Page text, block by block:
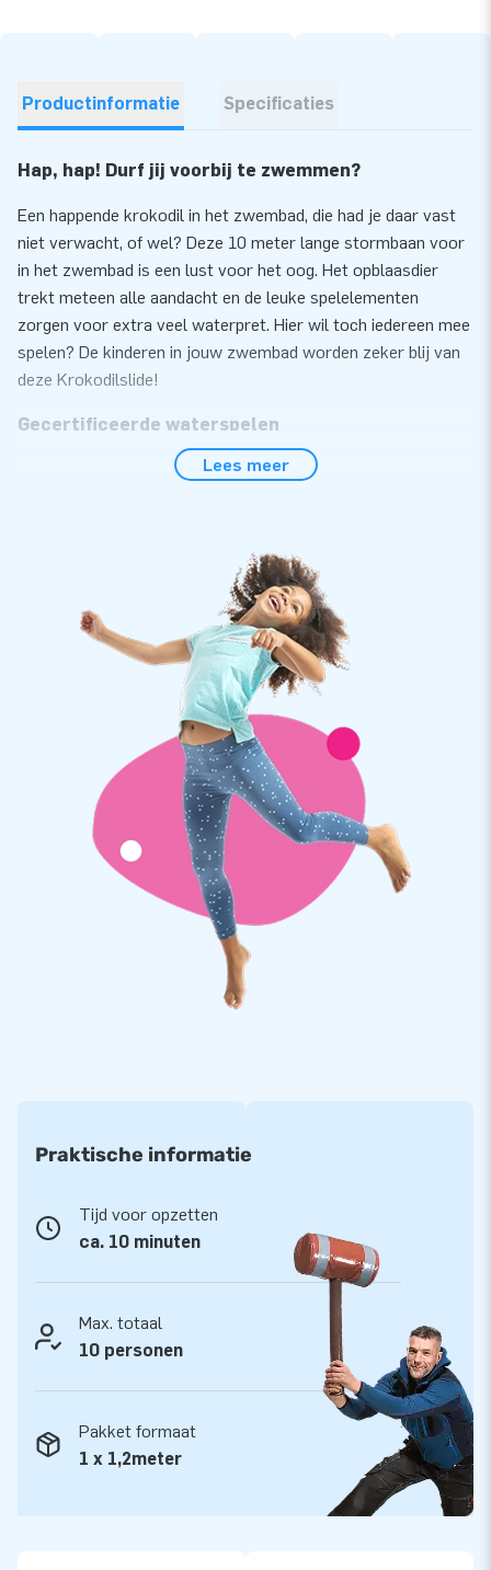
Productinformatie Specificaties
Hap, hap! Durf jij voorbij te zwemmen?
Een happende krokodil in het zwembad, die had je daar vast
niet verwacht, of wel? Deze 10 meter lange stormbaan voor
in het zwembad is een lust voor het oog. Het opblaasdier
trekt meteen alle aandacht en de leuke spelelementen
zorgen voor extra veel waterpret. Hier wil toch iedereen mee
spelen? De kinderen in jouw zwembad worden zeker blij van
deze Krokodilslide!
Gecertificeerde waterspelen
JB ontwikkelt en produceert al jarenlang waterattracties die
kwaliteitsnorm gecertificeerd. Daarom ontvang je bij de
Krokodilslide een erkend keuringscertificaat, handig logboek
en een gebruikershandleiding. Aan de verankerpunten
bevestig je verankermateriaal, zodat het product op zijn
plaats blijft en niet te dicht naar andere objecten drijft.
Verzekerd van een hoge kwaliteit
JB is trots op haar producten en daarom worden er hoge
eisen aan de kwaliteit gesteld. Om de kwaliteit te garanderen,
gebruiken we hoogfrequent gelaste PVC doeken van 900
gram/m2. Deze doeken zijn sterk en kleurvast en ook nog
eens bestand tegen chloor en invloeden van open water. De
stormbaan is duurzaam in gebruik en eenvoudig te reinigen.
Op de Krokodilslide krijg je 1 jaar garantie.
Koop deze 10 meter lange stormbaan voor in het zwembad
en bezorg jouw klanten een dag vol waterpret.
unieke opblaasattracties zoals deze op grootse wijze! Onze
levering. Zij noemen ons ook wel ‘creators of greatness’.
Ervaar het zelf!
Lees meer
Praktische informatie
Tijd voor opzetten
ca. 10 minuten
Max. totaal
10 personen
Pakket formaat
1 x 1,2meter